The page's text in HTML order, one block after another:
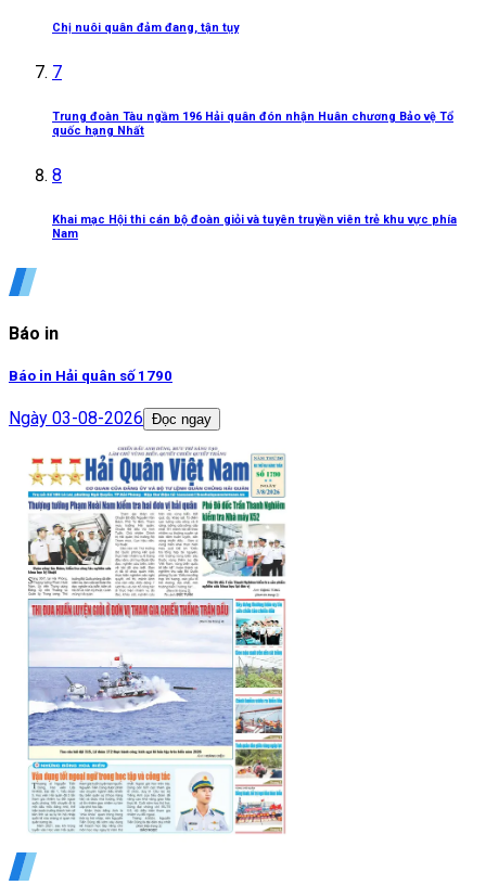
Chị nuôi quân đảm đang, tận tụy
7
Trung đoàn Tàu ngầm 196 Hải quân đón nhận Huân chương Bảo vệ Tổ
quốc hạng Nhất
8
Khai mạc Hội thi cán bộ đoàn giỏi và tuyên truyền viên trẻ khu vực phía
Nam
Báo in
Báo in Hải quân số 1790
Ngày 03-08-2026 Đọc ngay